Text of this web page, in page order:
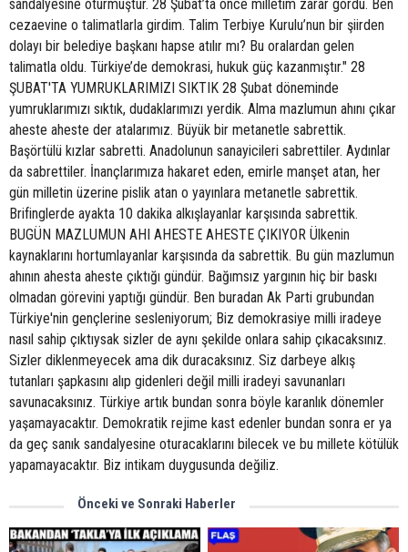
sandalyesine oturmuştur. 28 Şubat’ta önce milletim zarar gördü. Ben
cezaevine o talimatlarla girdim. Talim Terbiye Kurulu’nun bir şiirden
dolayı bir belediye başkanı hapse atılır mı? Bu oralardan gelen
talimatla oldu. Türkiye’de demokrasi, hukuk güç kazanmıştır." 28
ŞUBAT'TA YUMRUKLARIMIZI SIKTIK 28 Şubat döneminde
yumruklarımızı sıktık, dudaklarımızı yerdik. Alma mazlumun ahını çıkar
aheste aheste der atalarımız. Büyük bir metanetle sabrettik.
Başörtülü kızlar sabretti. Anadolunun sanayicileri sabrettiler. Aydınlar
da sabrettiler. İnançlarımıza hakaret eden, emirle manşet atan, her
gün milletin üzerine pislik atan o yayınlara metanetle sabrettik.
Brifinglerde ayakta 10 dakika alkışlayanlar karşısında sabrettik.
BUGÜN MAZLUMUN AHI AHESTE AHESTE ÇIKIYOR Ülkenin
kaynaklarını hortumlayanlar karşısında da sabrettik. Bu gün mazlumun
ahının ahesta aheste çıktığı gündür. Bağımsız yargının hiç bir baskı
olmadan görevini yaptığı gündür. Ben buradan Ak Parti grubundan
Türkiye'nin gençlerine sesleniyorum; Biz demokrasiye milli iradeye
nasıl sahip çıktıysak sizler de aynı şekilde onlara sahip çıkacaksınız.
Sizler diklenmeyecek ama dik duracaksınız. Siz darbeye alkış
tutanları şapkasını alıp gidenleri değil milli iradeyi savunanları
savunacaksınız. Türkiye artık bundan sonra böyle karanlık dönemler
yaşamayacaktır. Demokratik rejime kast edenler bundan sonra er ya
da geç sanık sandalyesine oturacaklarını bilecek ve bu millete kötülük
yapamayacaktır. Biz intikam duygusunda değiliz.
Önceki ve Sonraki Haberler